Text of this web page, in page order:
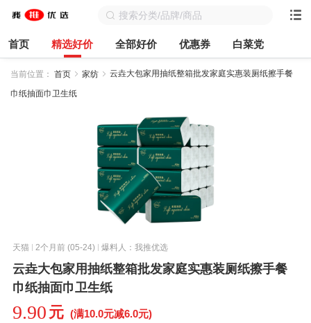
首页 精选好价 全部好价 优惠券 白菜党
当前位置： 首页 家纺 云垚大包家用抽纸整箱批发家庭实惠装厕纸擦手餐
巾纸抽面巾卫生纸
天猫 2个月前 (05-24) 爆料人：我推优选
云垚大包家用抽纸整箱批发家庭实惠装厕纸擦手餐
巾纸抽面巾卫生纸
9.90 元 (满10.0元减6.0元)